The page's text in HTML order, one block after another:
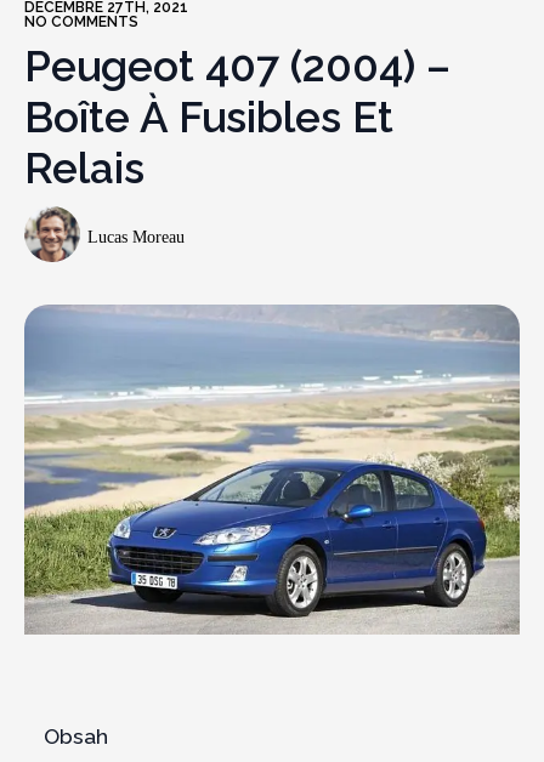
DÉCEMBRE 27TH, 2021
NO COMMENTS
Peugeot 407 (2004) –
Boîte À Fusibles Et
Relais
Lucas Moreau
Obsah